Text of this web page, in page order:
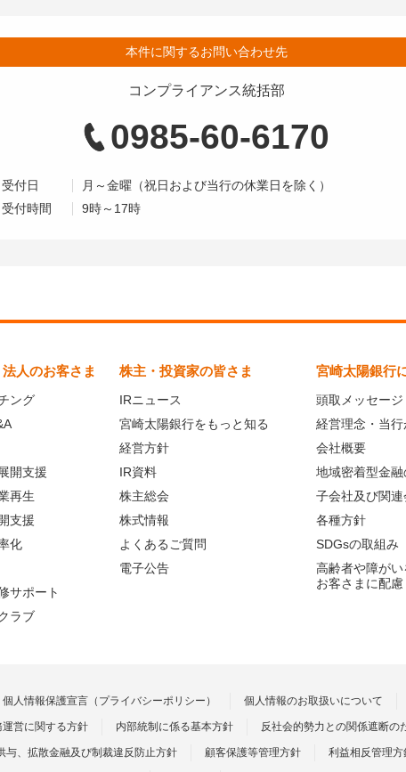
本件に関するお問い合わせ先
コンプライアンス統括部
0985-60-6170
受付日
月～金曜（祝日および当行の休業日を除く）
受付時間
9時～17時
人のお客さま
ング
開支援
再生
支援
化
サポート
ラブ
株主・投資家の皆さま
IRニュース
宮崎太陽銀行をもっと知る
経営方針
IR資料
株主総会
株式情報
よくあるご質問
電子公告
宮崎太陽銀行
頭取メッセージ
経営理念・当
会社概要
地域密着型金
子会社及び関連
各種方針
SDGsの取組み
高齢者や障が
お客さまに配
個人情報保護宣言（プライバシーポリシー） 個人情報のお取扱いについて
営に関する方針 内部統制に係る基本方針 反社会的勢力との関係遮断の
与、拡散金融及び制裁違反防止方針 顧客保護等管理方針 利益相反管理方